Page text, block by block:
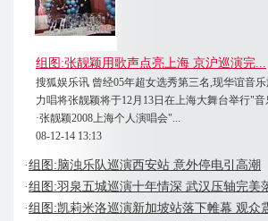
组图:张靓颖用歌声点亮上海 京沪巡演完...
搜狐娱乐讯 曾经05年超女选秀第三名,现华谊音
力唱将张靓颖将于12月13日在上海大舞台举行"
·张靓颖2008上海个人演唱会"...
08-12-14 13:13
·组图:脑浊乐队巡演西安站 意外停电引高潮
·组图:羽泉五城巡演十年情深 武汉压轴完美
·组图:凯莉米洛巡演新加坡站落下帷幕 观众